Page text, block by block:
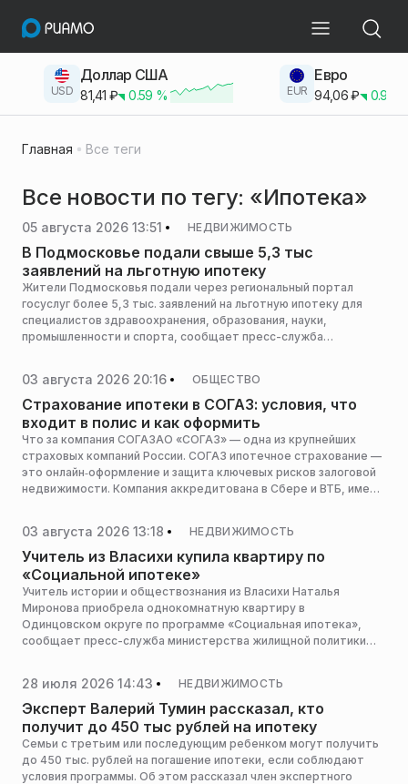
USD
Доллар США
81,41 ₽ 0.59 % EUR
Евро
94,06₽ 0.93
Главная Все теги
Все новости по тегу: «Ипотека»
05 августа 2026 13:51 НЕДВИЖИМОСТЬ
В Подмосковье подали свыше 5,3 тыс
заявлений на льготную ипотеку
Жители Подмосковья подали через региональный портал
госуслуг более 5,3 тыс. заявлений на льготную ипотеку для
специалистов здравоохранения, образования, науки,
промышленности и спорта, сообщает пресс-служба
03 августа 2026 20:16 ОБЩЕСТВО
Страхование ипотеки в СОГАЗ: условия, что
входит в полис и как оформить
Что за компания СОГАЗАО «СОГАЗ» — одна из крупнейших
страховых компаний России. СОГАЗ ипотечное страхование —
это онлайн‑оформление и защита ключевых рисков залоговой
недвижимости. Компания аккредитована в Сбере и ВТБ, имеет
03 августа 2026 13:18 НЕДВИЖИМОСТЬ
Учитель из Власихи купила квартиру по
«Социальной ипотеке»
Учитель истории и обществознания из Власихи Наталья
Миронова приобрела однокомнатную квартиру в
Одинцовском округе по программе «Социальная ипотека»,
сообщает пресс-служба министерства жилищной политики
28 июля 2026 14:43 НЕДВИЖИМОСТЬ
Эксперт Валерий Тумин рассказал, кто
получит до 450 тыс рублей на ипотеку
Семьи с третьим или последующим ребенком могут получить
до 450 тыс. рублей на погашение ипотеки, если соблюдают
условия программы. Об этом рассказал член экспертного